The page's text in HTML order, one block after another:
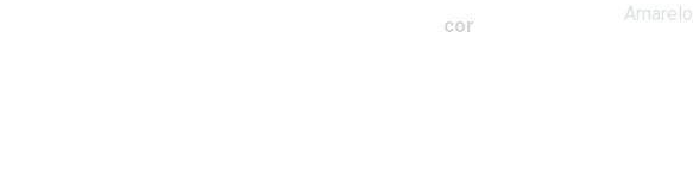
cor
Amarelo